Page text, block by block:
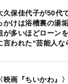
久保佳代子が50代
かけは浴槽裏の湯
が多いほどローン
言われた“芸能人な
〈映画『ちいかわ』